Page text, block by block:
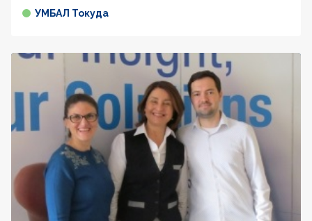
УМБАЛ Токуда